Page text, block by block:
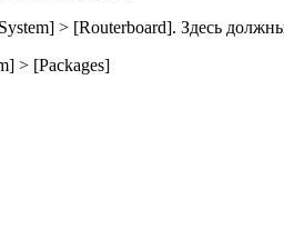
> [Routerboard]. Здесь
> [Packages]